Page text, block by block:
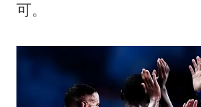
可。